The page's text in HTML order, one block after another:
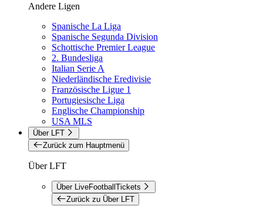
Andere Ligen
Spanische La Liga
Spanische Segunda Division
Schottische Premier League
2. Bundesliga
Italian Serie A
Niederländische Eredivisie
Französische Ligue 1
Portugiesische Liga
Englische Championship
USA MLS
Über LFT
Zurück zum Hauptmenü
Über LFT
Über LiveFootballTickets
Zurück zu Über LFT